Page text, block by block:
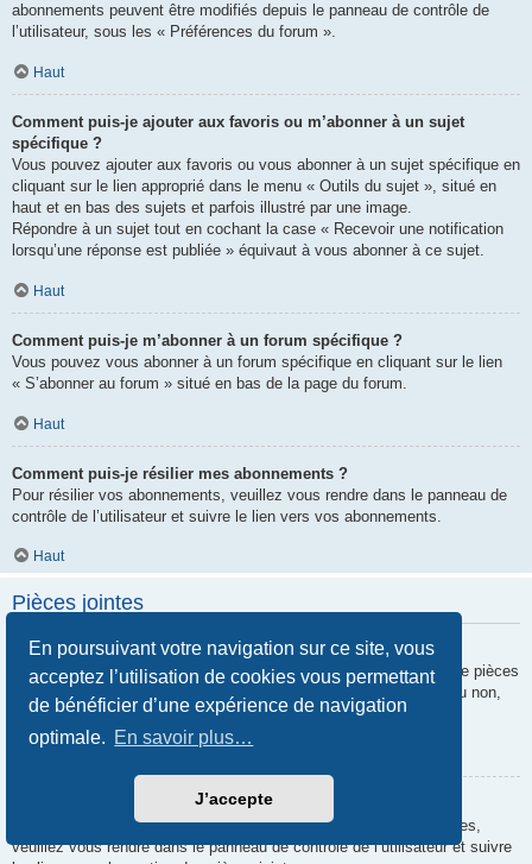
En poursuivant votre navigation sur ce site, vous
acceptez l’utilisation de cookies vous permettant
de bénéficier d’une expérience de navigation
optimale. En savoir plus…
J’accepte
abonnements peuvent être modifiés depuis le panneau de contrôle de
l’utilisateur, sous les « Préférences du forum ».
Haut
Comment puis-je ajouter aux favoris ou m’abonner à un sujet
spécifique ?
Vous pouvez ajouter aux favoris ou vous abonner à un sujet spécifique en
cliquant sur le lien approprié dans le menu « Outils du sujet », situé en
haut et en bas des sujets et parfois illustré par une image.
Répondre à un sujet tout en cochant la case « Recevoir une notification
lorsqu’une réponse est publiée » équivaut à vous abonner à ce sujet.
Haut
Comment puis-je m’abonner à un forum spécifique ?
Vous pouvez vous abonner à un forum spécifique en cliquant sur le lien
« S’abonner au forum » situé en bas de la page du forum.
Haut
Comment puis-je résilier mes abonnements ?
Pour résilier vos abonnements, veuillez vous rendre dans le panneau de
contrôle de l’utilisateur et suivre le lien vers vos abonnements.
Haut
Pièces jointes
Quelles pièces jointes sont autorisées sur ce forum ?
Chaque administrateur peut autoriser ou interdire certains types de pièces
jointes. Si vous n’êtes pas certain de savoir ce qui est autorisé ou non,
nous vous invitons à contacter un administrateur du forum.
Comment puis-je retrouver toutes mes pièces jointes ?
Pour retrouver la liste des pièces jointes que vous avez transférées,
veuillez vous rendre dans le panneau de contrôle de l’utilisateur et suivre